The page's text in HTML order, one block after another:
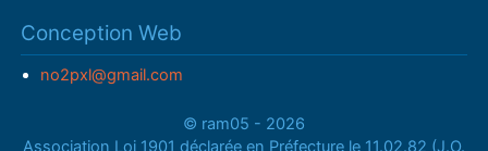
Conception Web
no2pxl@gmail.com
© ram05 - 2026
Association Loi 1901 déclarée en Préfecture le 11.02.82 (J.O.